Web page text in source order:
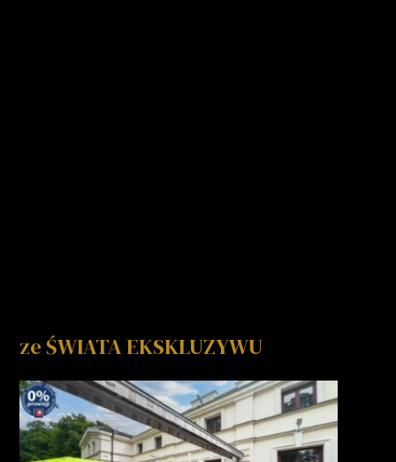
ze ŚWIATA EKSKLUZYWU